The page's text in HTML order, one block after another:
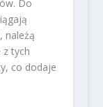
Do
należą
z tych
co dodaje